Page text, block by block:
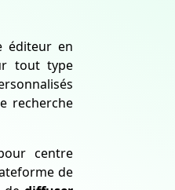
éditeur en
tout type
recherche
centre
de